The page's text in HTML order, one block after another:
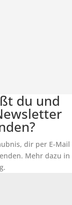
du und
dir per E-Mail
Mehr dazu in